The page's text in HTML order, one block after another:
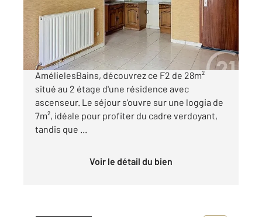
Appartement F2 à vendre
50 000 €
Dans le quartier paisible de Petite Provence à
AmélielesBains, découvrez ce F2 de 28m²
situé au 2 étage d'une résidence avec
ascenseur. Le séjour s'ouvre sur une loggia de
7m², idéale pour profiter du cadre verdoyant,
tandis que ...
Voir le détail du bien